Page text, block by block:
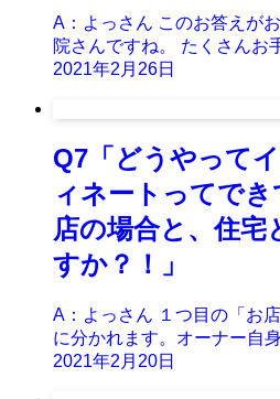
A：よっさん このお答えが
院さんですね。 たくさんお
2021年2月26日
Q7「どうやって
ィネートってで
店の場合と、住
すか？！」
A：よっさん １つ目の「お
に分かれます。オーナー自
2021年2月20日